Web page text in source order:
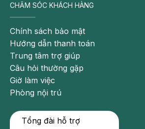
CHĂM SÓC KHÁCH HÀNG
Chính sách bảo mật
Hướng dẫn thanh toán
Trung tâm trợ giúp
Câu hỏi thường gặp
Giờ làm việc
Phòng nội trú
Tổng đài hỗ trợ